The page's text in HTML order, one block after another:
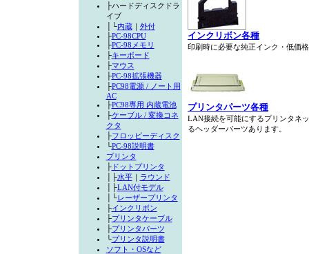
├ハードディスクドラ
イブ
│└内蔵｜ 外付
├PC-98CPU
├PC-98メモリ
├キーボード
├マウス
├PC-98拡張機器
├PC98電源 / ノート用
AC
├PC98専用 内蔵電池
├ケーブル / 変換コネ
クタ
├フロッピーディスク
└PC-98説明書
プリンタ
├ドットプリンタ
│├水平｜ ラウンド
│├LAN付モデル
│└レーザープリンタ
├インクリボン
├プリンタケーブル
├プリンタパーツ
└プリンタ説明書
ソフト・OSなど
インクリボン各種
印刷時に必要な純正インク・低価
プリンタパーツ各種
LAN接続を可能にするプリンタネ
るヘッダーパーツあります。